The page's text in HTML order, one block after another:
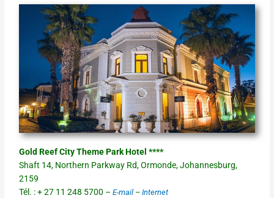
Gold Reef City Theme Park Hotel ****
Shaft 14, Northern Parkway Rd, Ormonde, Johannesburg,
2159
Tél. : + 27 11 248 5700 –E-mail –Internet